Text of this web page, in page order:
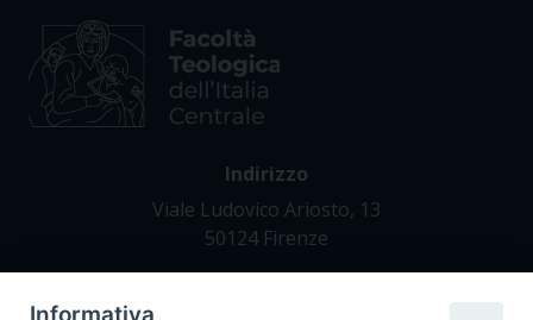
Indirizzo
Viale Ludovico Ariosto, 13
50124 Firenze